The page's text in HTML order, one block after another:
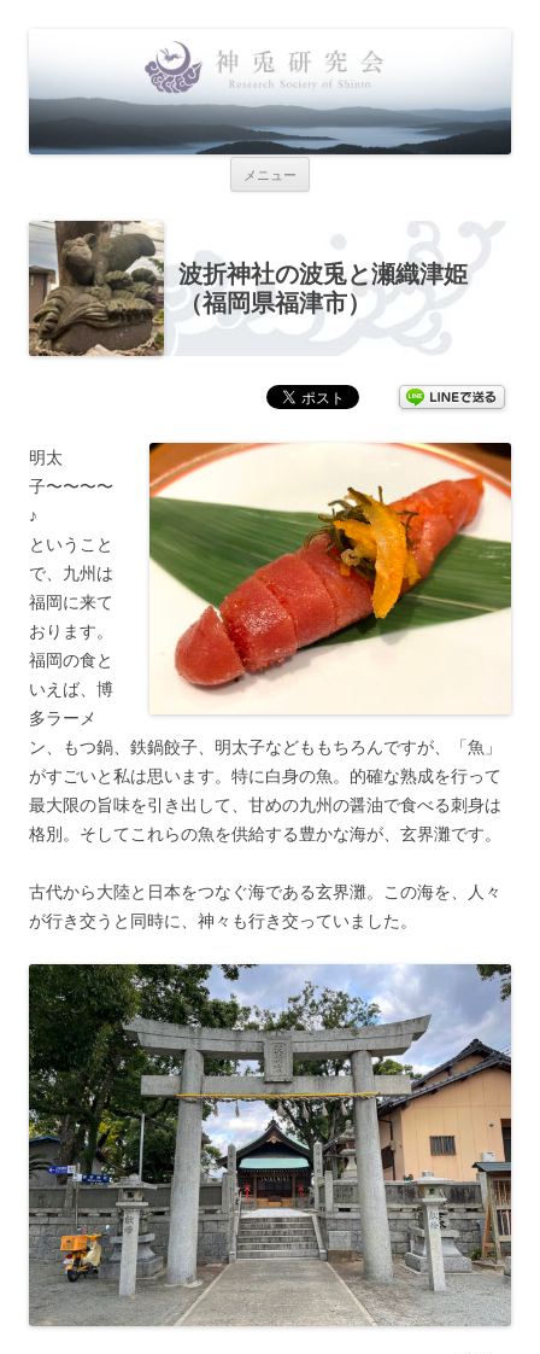
メニュー
波折神社の波兎と瀬織津姫
（福岡県福津市）
明太
子〜〜〜〜
♪
ということ
で、九州は
福岡に来て
おります。
福岡の食と
いえば、博
多ラーメ
ン、もつ鍋、鉄鍋餃子、明太子などももちろんですが、「魚」
がすごいと私は思います。特に白身の魚。的確な熟成を行って
最大限の旨味を引き出して、甘めの九州の醤油で食べる刺身は
格別。そしてこれらの魚を供給する豊かな海が、玄界灘です。
古代から大陸と日本をつなぐ海である玄界灘。この海を、人々
が行き交うと同時に、神々も行き交っていました。